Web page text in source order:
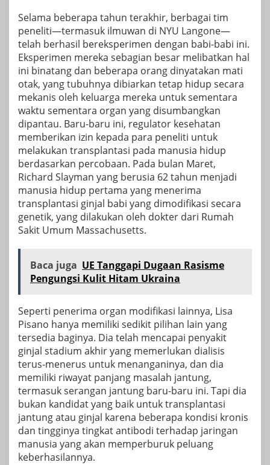
Selama beberapa tahun terakhir, berbagai tim
peneliti—termasuk ilmuwan di NYU Langone—
telah berhasil bereksperimen dengan babi-babi ini.
Eksperimen mereka sebagian besar melibatkan hal
ini binatang dan beberapa orang dinyatakan mati
otak, yang tubuhnya dibiarkan tetap hidup secara
mekanis oleh keluarga mereka untuk sementara
waktu sementara organ yang disumbangkan
dipantau. Baru-baru ini, regulator kesehatan
memberikan izin kepada para peneliti untuk
melakukan transplantasi pada manusia hidup
berdasarkan percobaan. Pada bulan Maret,
Richard Slayman yang berusia 62 tahun menjadi
manusia hidup pertama yang menerima
transplantasi ginjal babi yang dimodifikasi secara
genetik, yang dilakukan oleh dokter dari Rumah
Sakit Umum Massachusetts.
Baca juga UE Tanggapi Dugaan Rasisme
Pengungsi Kulit Hitam Ukraina
Seperti penerima organ modifikasi lainnya, Lisa
Pisano hanya memiliki sedikit pilihan lain yang
tersedia baginya. Dia telah mencapai penyakit
ginjal stadium akhir yang memerlukan dialisis
terus-menerus untuk menanganinya, dan dia
memiliki riwayat panjang masalah jantung,
termasuk serangan jantung baru-baru ini. Tapi dia
bukan kandidat yang baik untuk transplantasi
jantung atau ginjal karena beberapa kondisi kronis
dan tingginya tingkat antibodi terhadap jaringan
manusia yang akan memperburuk peluang
keberhasilannya.